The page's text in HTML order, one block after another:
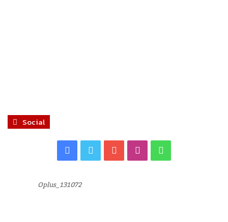
Social
Facebook
Twitter YouTubeInstagram
Oplus_131072